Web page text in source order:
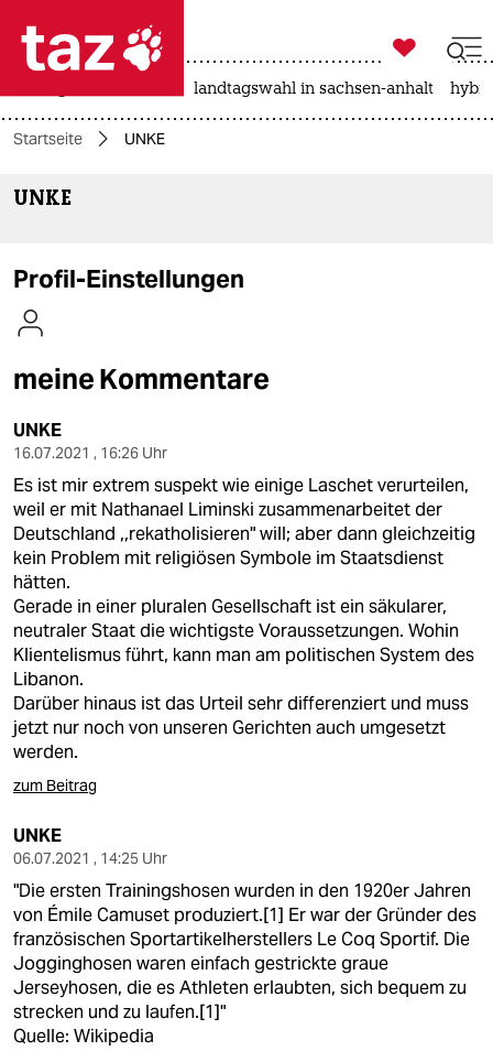

themen
kultur
sport
berlin
nord
wahrheit
verlag
verlag
veranstaltungen
unterstützen
abo
genossenschaft
epaper login

taz zahl ich
landtagswahl in sachsen-anhalt
Startseite UNKE
UNKE
Profil-Einstellungen
meine Kommentare
UNKE
16.07.2021 , 16:26 Uhr
Es ist mir extrem suspekt wie einige Laschet verurteilen,
weil er mit Nathanael Liminski zusammenarbeitet der
Deutschland ,,rekatholisieren" will; aber dann gleichzeitig
kein Problem mit religiösen Symbole im Staatsdienst
hätten.
Gerade in einer pluralen Gesellschaft ist ein säkularer,
neutraler Staat die wichtigste Voraussetzungen. Wohin
Klientelismus führt, kann man am politischen System des
Libanon.
Darüber hinaus ist das Urteil sehr differenziert und muss
jetzt nur noch von unseren Gerichten auch umgesetzt
werden.
zum Beitrag
UNKE
06.07.2021 , 14:25 Uhr
"Die ersten Trainingshosen wurden in den 1920er Jahren
von Émile Camuset produziert.[1] Er war der Gründer des
französischen Sportartikelherstellers Le Coq Sportif. Die
Jogginghosen waren einfach gestrickte graue
Jerseyhosen, die es Athleten erlaubten, sich bequem zu
strecken und zu laufen.[1]"
Quelle: Wikipedia